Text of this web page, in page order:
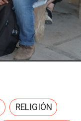
RELIGIÓN